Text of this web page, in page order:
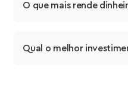
O que mais rende
Qual o melhor